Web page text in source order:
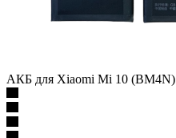
АКБ для Xiaomi Mi 10 (BM4N)